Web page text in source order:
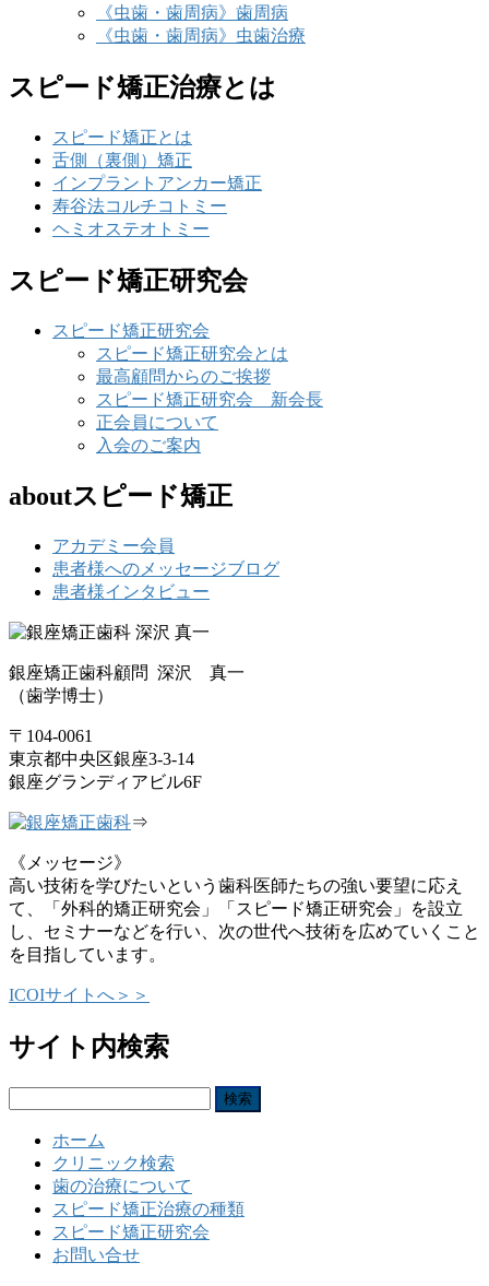
《虫歯・歯周病》歯周病
《虫歯・歯周病》虫歯治療
スピード矯正治療とは
スピード矯正とは
舌側（裏側）矯正
インプラントアンカー矯正
寿谷法コルチコトミー
ヘミオステオトミー
スピード矯正研究会
スピード矯正研究会
スピード矯正研究会とは
最高顧問からのご挨拶
スピード矯正研究会 新会長
正会員について
入会のご案内
aboutスピード矯正
アカデミー会員
患者様へのメッセージブログ
患者様インタビュー
銀座矯正歯科顧問 深沢 真一
（歯学博士）
〒104-0061
東京都中央区銀座3-3-14
銀座グランディアビル6F
⇒
《メッセージ》
高い技術を学びたいという歯科医師たちの強い要望に応え
て、「外科的矯正研究会」「スピード矯正研究会」を設立
し、セミナーなどを行い、次の世代へ技術を広めていくこと
を目指しています。
ICOIサイトへ＞＞
サイト内検索
ホーム
クリニック検索
歯の治療について
スピード矯正治療の種類
スピード矯正研究会
お問い合せ